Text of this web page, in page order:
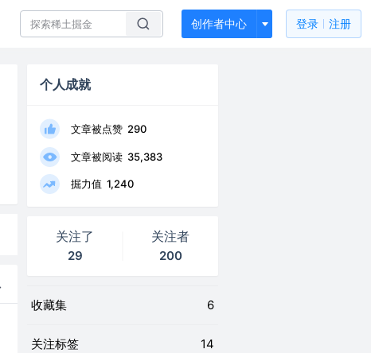
创作者中心 登录 注册
个人成就
文章被点赞 290
文章被阅读 35,383
掘力值 1,240
关注了
29
关注者
200
收藏集 6
关注标签 14